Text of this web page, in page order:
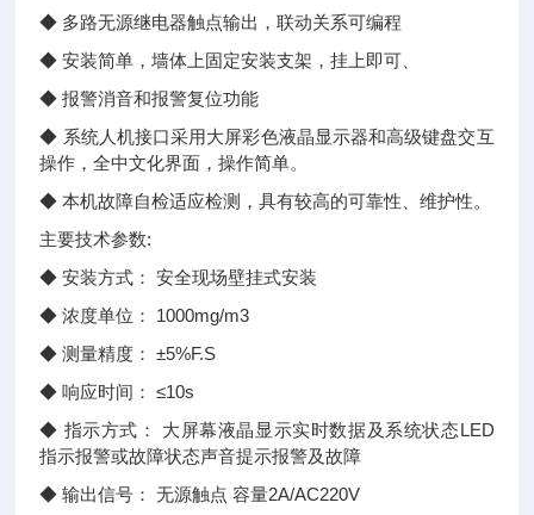
◆ 多路无源继电器触点输出，联动关系可编程
◆ 安装简单，墙体上固定安装支架，挂上即可、
◆ 报警消音和报警复位功能
◆ 系统人机接口采用大屏彩色液晶显示器和高级键盘交互
操作，全中文化界面，操作简单。
◆ 本机故障自检适应检测，具有较高的可靠性、维护性。
主要技术参数:
◆ 安装方式： 安全现场壁挂式安装
◆ 浓度单位： 1000mg/m3
◆ 测量精度： ±5%F.S
◆ 响应时间： ≤10s
◆ 指示方式： 大屏幕液晶显示实时数据及系统状态LED
指示报警或故障状态声音提示报警及故障
◆ 输出信号： 无源触点 容量2A/AC220V